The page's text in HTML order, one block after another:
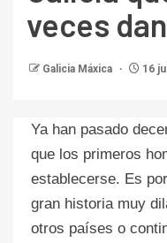
veces
Galicia Máxica 16
Ya han pasado
que los primeros
establecerse. Es
gran historia muy
otros países o